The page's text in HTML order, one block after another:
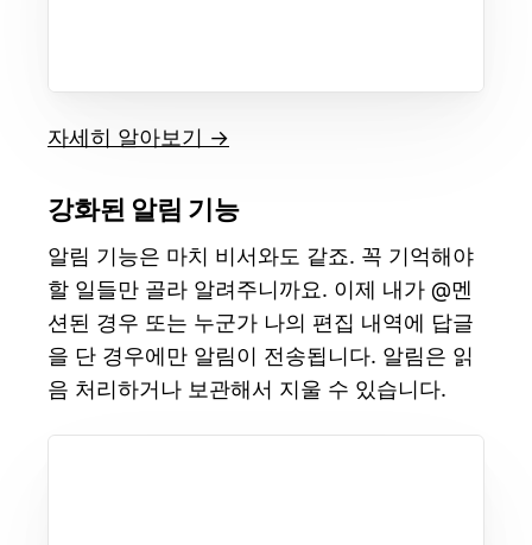
자세히 알아보기 →
강화된 알림 기능
알림 기능은 마치 비서와도 같죠. 꼭 기억해야
할 일들만 골라 알려주니까요. 이제 내가 @멘
션된 경우 또는 누군가 나의 편집 내역에 답글
을 단 경우에만 알림이 전송됩니다. 알림은 읽
음 처리하거나 보관해서 지울 수 있습니다.